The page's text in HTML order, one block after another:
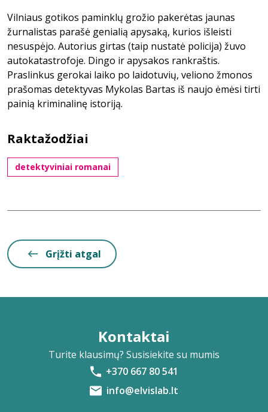
Vilniaus gotikos paminklų grožio pakerėtas jaunas
žurnalistas parašė genialią apysaką, kurios išleisti
nesuspėjo. Autorius girtas (taip nustatė policija) žuvo
autokatastrofoje. Dingo ir apysakos rankraštis.
Praslinkus gerokai laiko po laidotuvių, veliono žmonos
prašomas detektyvas Mykolas Bartas iš naujo ėmėsi tirti
painią kriminalinę istoriją.
Raktažodžiai
detektyviniai romanai
Grįžti atgal
Kontaktai
Turite klausimų? Susisiekite su mumis
+370 667 80 541
info@elvislab.lt